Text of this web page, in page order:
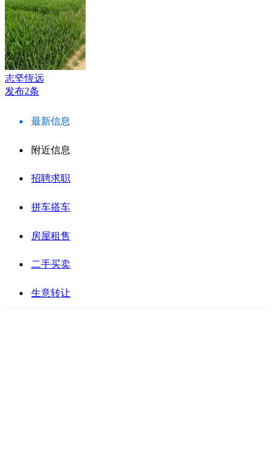
志坚恆远
发布2条
最新信息
附近信息
招聘求职
拼车搭车
房屋租售
二手买卖
生意转让